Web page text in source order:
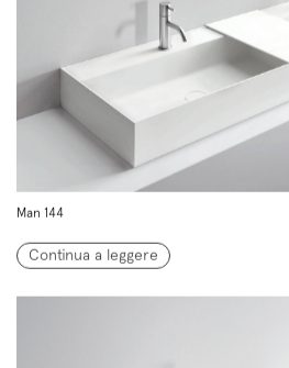
Man 144
Continua a leggere